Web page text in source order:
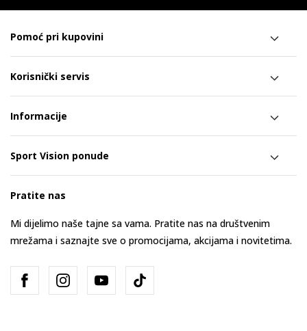
Pomoć pri kupovini
Korisnički servis
Informacije
Sport Vision ponude
Pratite nas
Mi dijelimo naše tajne sa vama. Pratite nas na društvenim
mrežama i saznajte sve o promocijama, akcijama i novitetima.